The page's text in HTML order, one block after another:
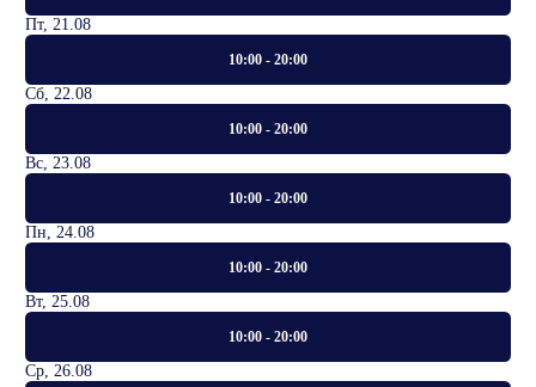
Пт, 21.08
10:00 - 20:00
Сб, 22.08
10:00 - 20:00
Вс, 23.08
10:00 - 20:00
Пн, 24.08
10:00 - 20:00
Вт, 25.08
10:00 - 20:00
Ср, 26.08